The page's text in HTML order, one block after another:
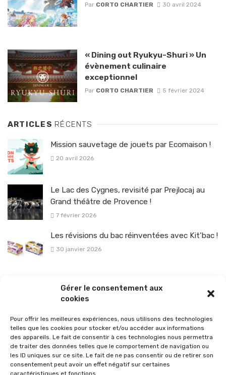
Gérer le consentement aux
cookies
Pour offrir les meilleures expériences, nous utilisons des technologies
telles que les cookies pour stocker et/ou accéder aux informations
des appareils. Le fait de consentir à ces technologies nous permettra
de traiter des données telles que le comportement de navigation ou
les ID uniques sur ce site. Le fait de ne pas consentir ou de retirer son
consentement peut avoir un effet négatif sur certaines
caractéristiques et fonctions.
Par CORTO CHARTIER 30 avril 2024
« Dining out Ryukyu-Shuri » Un
évènement culinaire
exceptionnel
Par CORTO CHARTIER 5 février 2024
ARTICLES RÉCENTS
Mission sauvetage de jouets par Ecomaison !
20 avril 2026
Le Lac des Cygnes, revisité par Prejlocaj au
Grand théâtre de Provence !
7 février 2026
Les révisions du bac réinventées avec Kit’bac !
30 janvier 2026